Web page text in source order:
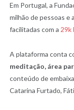
Em Portugal, a
milhão de pessoas e
facilitadas com a 29k
A plataforma conta
meditação, área
conteúdo de
Catarina Furtado,